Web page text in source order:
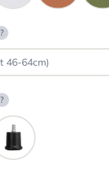
?
?